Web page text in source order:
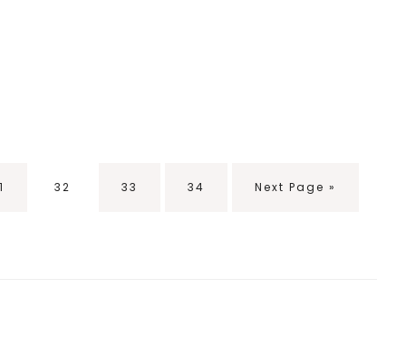
Seite
32 Seite
33 Seite
34
Go
Next Page »